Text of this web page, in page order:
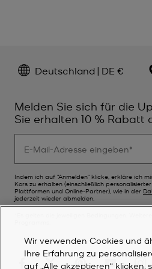
Deutschland | DE €
Melden Sie sich für die
Sie erhalten 10 %
Indem ich auf "Anmelden" klicke, erkläre ich
Kors zu erhalten (einschließlich
Plattformen und Online-Partner), wie in der
jederzeit wieder abmelden.
Wir verwenden Cookies und
Ihre Erfahrung zu
auf „Alle akzeptieren“ klicken,